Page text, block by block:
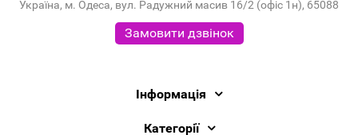
Україна, м. Одеса, вул. Радужний масив 16/2 (офіс 1н), 65088
Замовити дзвінок
Інформація
Категорії